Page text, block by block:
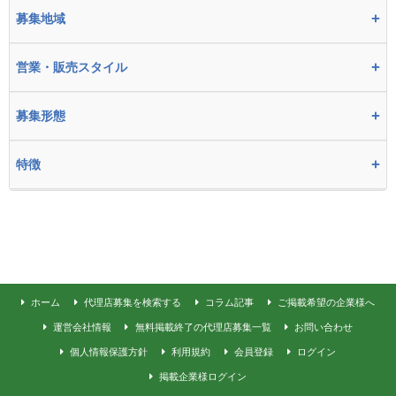
募集地域 +
営業・販売スタイル +
募集形態 +
特徴 +
ホーム 代理店募集を検索する コラム記事 ご掲載希望の企業様へ
運営会社情報 無料掲載終了の代理店募集一覧 お問い合わせ
個人情報保護方針 利用規約 会員登録 ログイン
掲載企業様ログイン